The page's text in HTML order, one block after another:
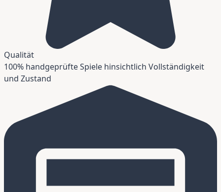
Qualität
100% handgeprüfte Spiele hinsichtlich Vollständigkeit
und Zustand